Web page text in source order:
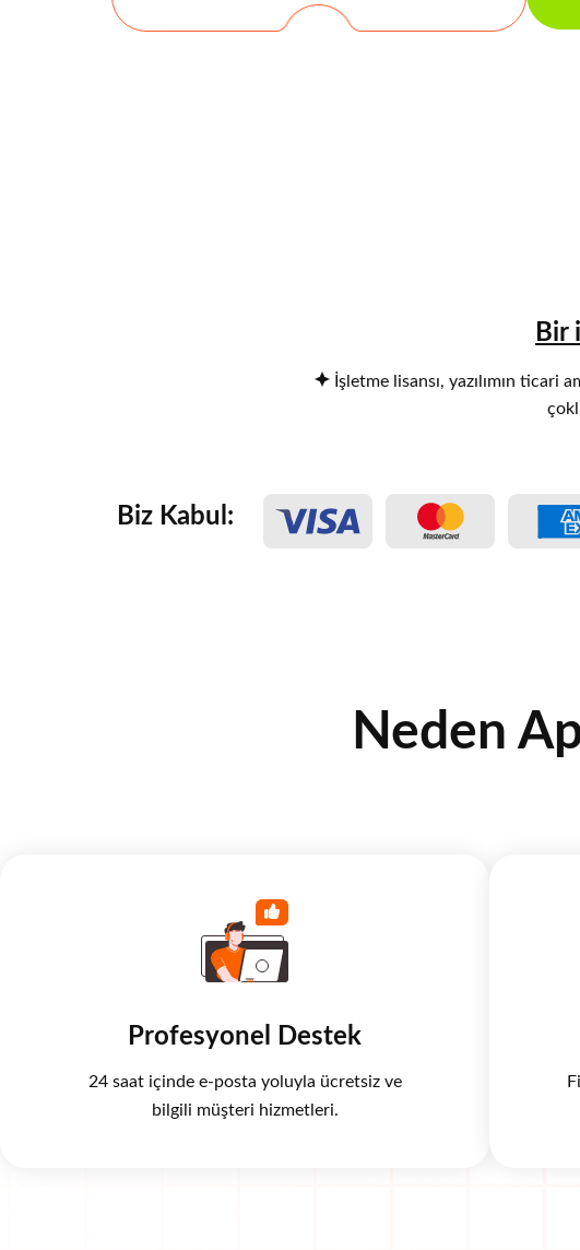
Bir
İşletme lisansı, yazılımın ticari
Biz Kabul:
Neden
Profesyonel Destek
24 saat içinde e-posta yoluyla ücretsiz ve
bilgili müşteri hizmetleri.